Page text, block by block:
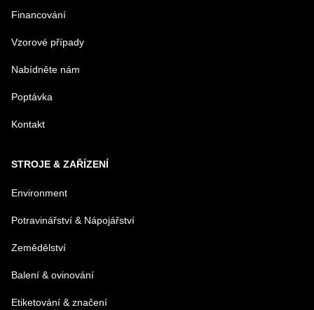
MENO
E-MAIL
TELEFÓN
Financování
Vzorové případy
Nabídněte nám
Poptávka
Kontakt
STROJE & ZAŘÍZENÍ
Environment
Potravinářství & Nápojářství
Zemědělství
Balení & ovinování
Etiketování & značení